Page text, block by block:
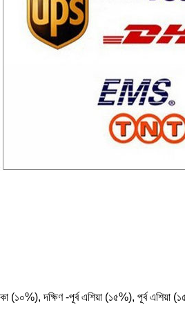
(১০%), দক্ষিণ -পূর্ব এশিয়া (১৫%), পূর্ব এশিয়া